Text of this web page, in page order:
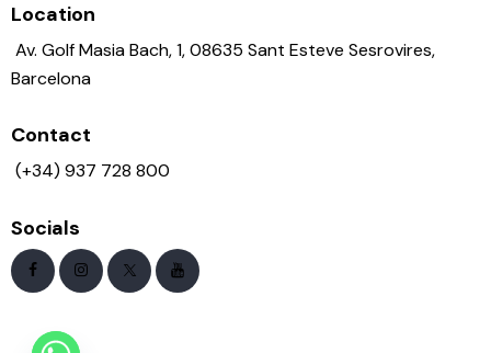
Location
Av. Golf Masia Bach, 1, 08635 Sant Esteve Sesrovires,
Barcelona
Contact
(+34) 937 728 800
Socials